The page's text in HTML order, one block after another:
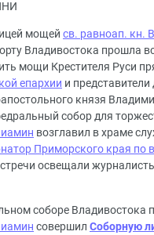
мощей св. равноап. кн.
Владивостока прошла
мощи Крестителя Руси
епархии и
князя
собор для
возглавил в храме
Приморского края по
освещали
соборе
совершил Соборную